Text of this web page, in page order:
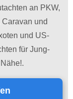
an PKW,
und
und US-
für Jung-